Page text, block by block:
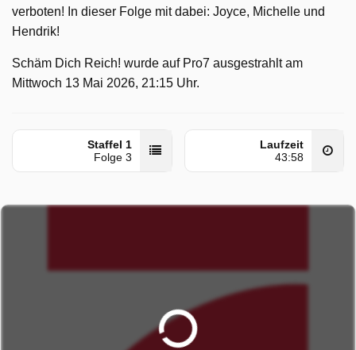
verboten! In dieser Folge mit dabei: Joyce, Michelle und
Hendrik!
Schäm Dich Reich! wurde auf Pro7 ausgestrahlt am
Mittwoch 13 Mai 2026, 21:15 Uhr.
Staffel 1
Folge 3
Laufzeit
43:58